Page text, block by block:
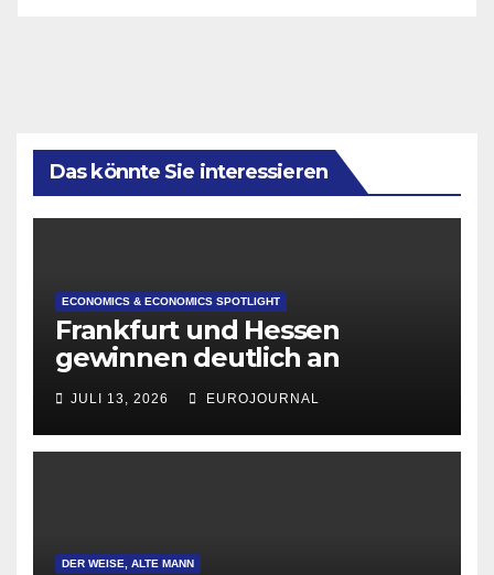
Das könnte Sie interessieren
ECONOMICS & ECONOMICS SPOTLIGHT
Frankfurt und Hessen
gewinnen deutlich an
Attraktivität für Startup-
Gründungen
JULI 13, 2026 EUROJOURNAL
DER WEISE, ALTE MANN